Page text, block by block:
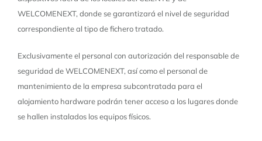
WELCOMENEXT, donde se garantizará el nivel de seguridad
correspondiente al tipo de fichero tratado.
Exclusivamente el personal con autorización del responsable de
seguridad de WELCOMENEXT, así como el personal de
mantenimiento de la empresa subcontratada para el
alojamiento hardware podrán tener acceso a los lugares donde
se hallen instalados los equipos físicos.